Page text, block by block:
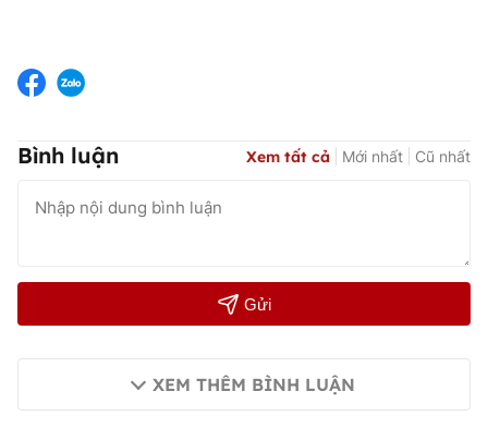
Bình luận Xem tất cả Mới nhất Cũ nhất
Gửi
XEM THÊM BÌNH LUẬN